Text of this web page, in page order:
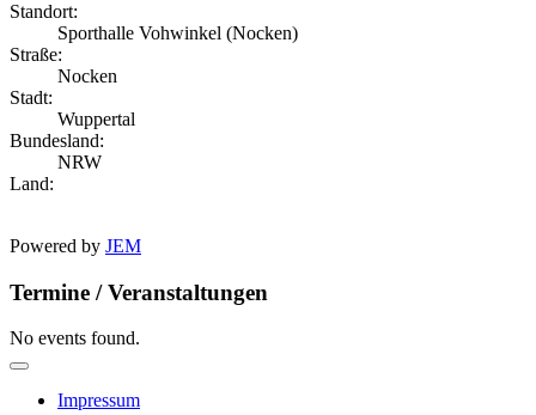
Standort:
Sporthalle Vohwinkel (Nocken)
Straße:
Nocken
Stadt:
Wuppertal
Bundesland:
NRW
Land:
Powered by JEM
Termine / Veranstaltungen
No events found.
Impressum